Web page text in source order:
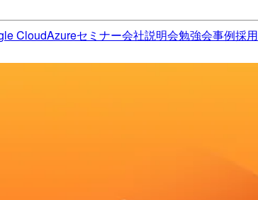
CloudAzureセミナー会社説明会勉強会事例採用